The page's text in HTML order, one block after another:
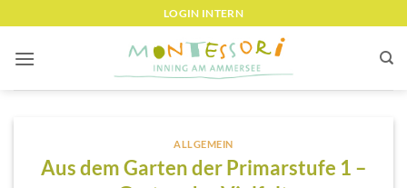
springen
LOGIN INTERN
ALLGEMEIN
Aus dem Garten der Primarstufe 1 –